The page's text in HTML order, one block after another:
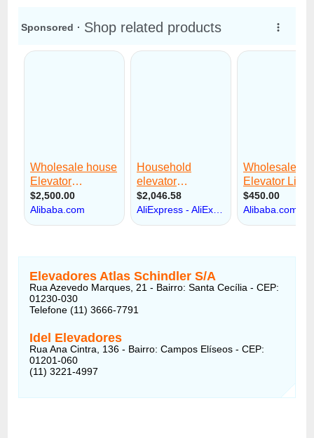
Elevadores Atlas Schindler S/A
Rua Azevedo Marques, 21 - Bairro: Santa Cecília - CEP:
01230-030
Telefone (11) 3666-7791
Idel Elevadores
Rua Ana Cintra, 136 - Bairro: Campos Elíseos - CEP:
01201-060
(11) 3221-4997